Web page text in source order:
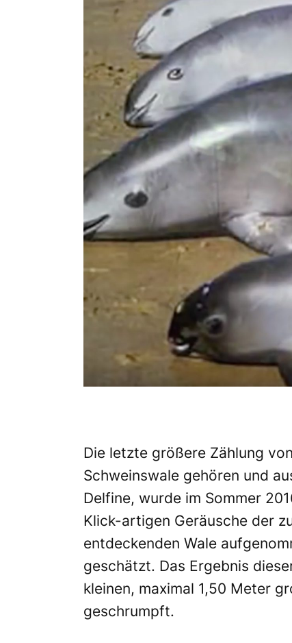
Die letzte größere Zählung
Schweinswale gehören und
Delfine, wurde im Sommer
Klick-artigen Geräusche der
entdeckenden Wale
geschätzt. Das Ergebnis
kleinen, maximal 1,50 Meter
geschrumpft.